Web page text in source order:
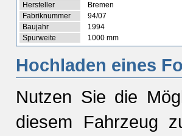
Hersteller
Bremen
Fabriknummer
94/07
Baujahr
1994
Spurweite
1000 mm
Hochladen eines
Nutzen Sie die
diesem Fahrzeug